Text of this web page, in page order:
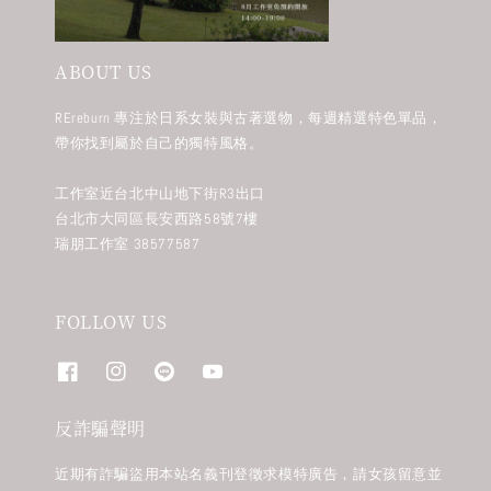
ABOUT US
REreburn 專注於日系女裝與古著選物，每週精選特色單品，
帶你找到屬於自己的獨特風格。
工作室近台北中山地下街R3出口
台北市大同區長安西路58號7樓
瑞朋工作室 38577587
FOLLOW US
反詐騙聲明
近期有詐騙盜用本站名義刊登徵求模特廣告，請女孩留意並